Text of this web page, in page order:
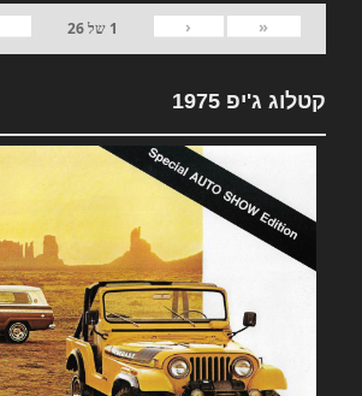
«
‹
1 של26
קטלוג ג'יפ 1975